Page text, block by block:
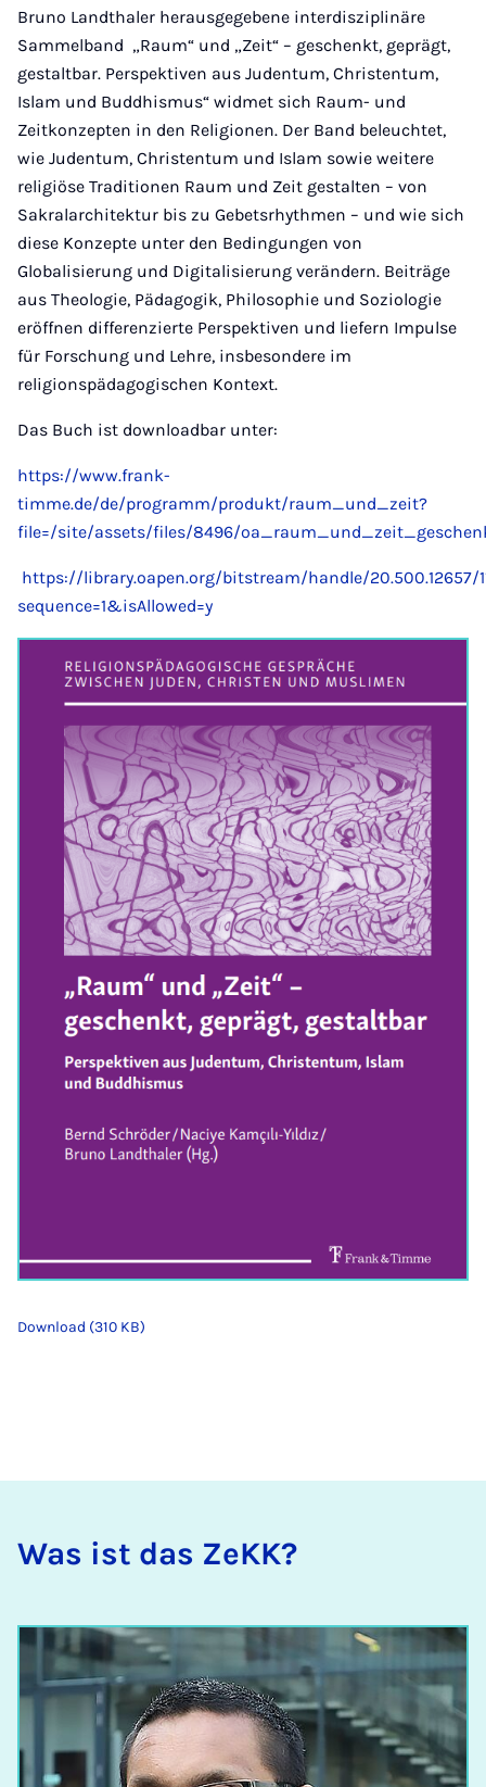
Bruno Landthaler herausgegebene interdisziplinäre
Sammelband „Raum“ und „Zeit“ – geschenkt, geprägt,
gestaltbar. Perspektiven aus Judentum, Christentum,
Islam und Buddhismus“ widmet sich Raum- und
Zeitkonzepten in den Religionen. Der Band beleuchtet,
wie Judentum, Christentum und Islam sowie weitere
religiöse Traditionen Raum und Zeit gestalten – von
Sakralarchitektur bis zu Gebetsrhythmen – und wie sich
diese Konzepte unter den Bedingungen von
Globalisierung und Digitalisierung verändern. Beiträge
aus Theologie, Pädagogik, Philosophie und Soziologie
eröffnen differenzierte Perspektiven und liefern Impulse
für Forschung und Lehre, insbesondere im
religionspädagogischen Kontext.
Das Buch ist downloadbar unter:
https://www.frank-
timme.de/de/programm/produkt/raum_und_zeit?
file=/site/assets/files/8496/
https://library.oapen.org/bitstream/handle/20.500.12657/
sequence=1&isAllowed=y
Download (310 KB)
Was ist das ZeKK?